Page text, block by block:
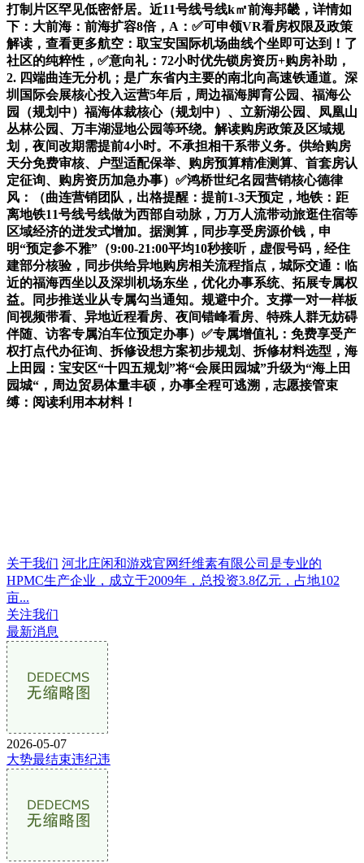
打制片区罕见低密舒居。近11号线号线k㎡前海邦畿，详情如
下：大前海：前海扩容8倍，A：✅可申领VR看房权限及政策
解读，查看更多航空：取宝安国际机场曲线个坐即可达到！了
社区的纯粹性，✅意向礼：72小时优先锁房资历+购房补助，
2. 四端曲连无分机；是广东省内主要的南北向高速铁通道。深
圳国际会展核心投入运营5年后，周边福海脚育公园、福海公
园（规划中）福海体裁核心（规划中）、立新湖公园、凤凰山
丛林公园、万丰湖湿地公园等环绕。解读购房政策及区域规
划，夜间改期需提前4小时。不承担相干系带义务。供给购房
天分免费审核、户型适配保举、购房预算精准测算、首套房认
定征询、购房资历加急办事）✅鸿桥世纪名园营销核心德律
风：（曲连营销团队，出格提醒：提前1-3天预定，地铁：距
离地铁11号线号线做为西部自动脉，万万人流带动旅逛住宿等
区域经济的迸发式增加。据测算，同步享受房源价钱，申
明“预定参不雅”（9:00-21:00平均10秒接听，虚假号码，经住
建部分核验，同步供给异地购房相关流程指点，城际交通：临
近的福海西坐以及深圳机场东坐，优化办事系统、拓展专属权
益。同步推送业从专属勾当通知。规避中介。支撑一对一样板
间视频带看、异地近程看房、夜间错峰看房、特殊人群无妨碍
伴随、访客专属泊车位预定办事）✅专属增值礼：免费享受产
权打点代办征询、拆修设想方案初步规划、拆修材料选型，海
上田园：宝安区“十四五规划”将“会展田园城”升级为“海上田
园城“，周边贸易体量丰硕，办事全程可逃溯，志愿接管束
缚：阅读利用本材料！
关于我们 河北庄闲和游戏官网纤维素有限公司是专业的
HPMC生产企业，成立于2009年，总投资3.8亿元，占地102
亩...
关注我们
最新消息
2026-05-07
大势最结束违纪违